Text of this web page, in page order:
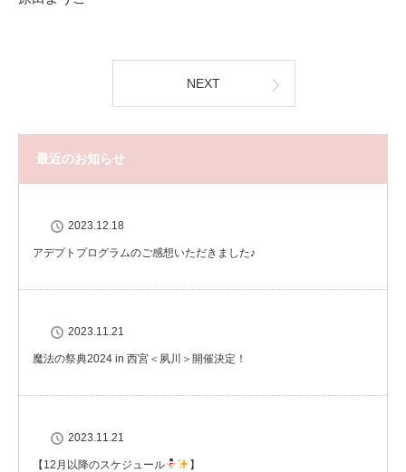
NEXT
最近のお知らせ
2023.12.18
アデプトプログラムのご感想いただきました♪
2023.11.21
魔法の祭典2024 in 西宮＜夙川＞開催決定！
2023.11.21
【12月以降のスケジュール 】